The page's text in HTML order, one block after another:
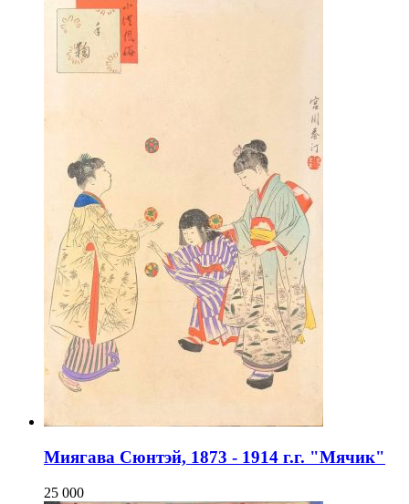
Миягава Сюнтэй, 1873 - 1914 г.г. "Мячик"
25 000